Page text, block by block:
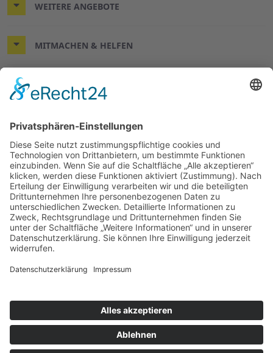
WEITERE ANGEBOTE
MITMACHEN & HELFEN
© 2026 Arbeiter-Samariter-Bund Kreisverband Nienburg
Impressum
Datenschutz
Cookie-Einstellungen
ASB-Intern:OIMS| HiOrg-Server